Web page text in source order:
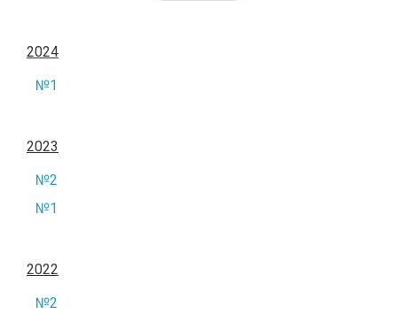
2024
№1
2023
№2
№1
2022
№2